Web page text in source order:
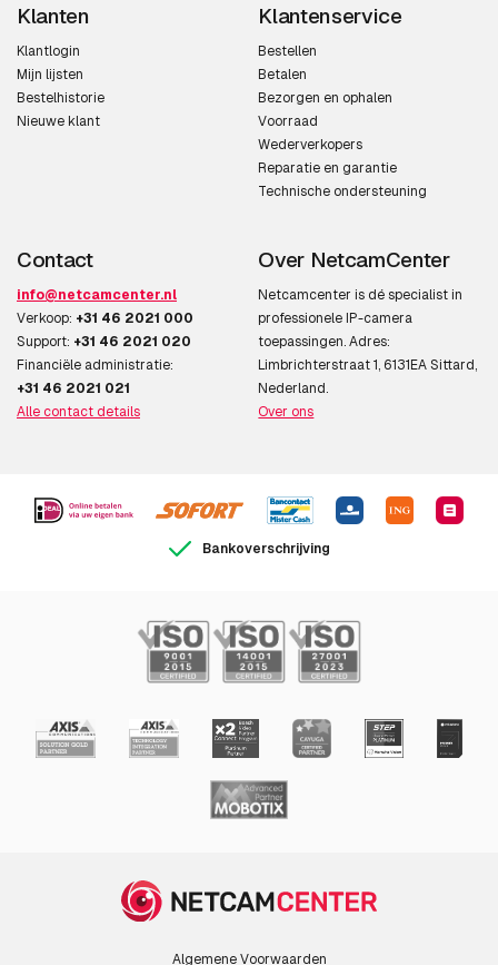
Klanten
Klantlogin
Mijn lijsten
Bestelhistorie
Nieuwe klant
Klantenservice
Bestellen
Betalen
Bezorgen en ophalen
Voorraad
Wederverkopers
Reparatie en garantie
Technische ondersteuning
Contact
info@netcamcenter.nl
Verkoop: +31 46 2021 000
Support: +31 46 2021 020
Financiële administratie:
+31 46 2021 021
Alle contact details
Over NetcamCenter
Netcamcenter is dé specialist in
professionele IP-camera
toepassingen. Adres:
Limbrichterstraat 1, 6131EA Sittard,
Nederland.
Over ons
Bankoverschrijving
Algemene Voorwaarden